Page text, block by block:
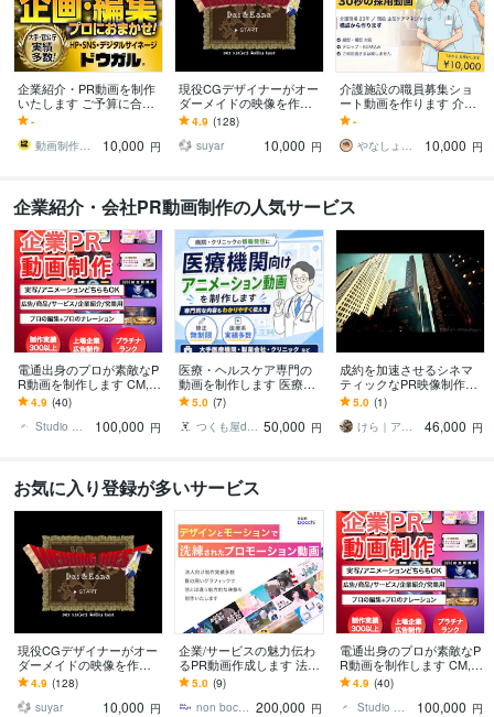
企業紹介・PR動画を制作
いたします ご予算に合わ
せて、ご要望に沿った映
像を作成させて頂きま
す！
-
動画制作ドウガル
10,000 円
現役CGデザイナーがオー
ダーメイドの映像を作り
ます 超有名アーティスト
のPV、有名企業のCM、未
公開の実績多数！
4.9 (128)
suyar
10,000 円
介護施設の職員募集ショ
ート動画を作ります 介護
の採用動画・求人動画｜
求職者が見る所を30秒に
-
やなしょう／主任ケアマネ
10,000 円
企業紹介・会社PR動画制作の人気サービス
電通出身のプロが素敵なP
R動画を制作します CM,P
V,YouTube！プロにPR動
画を頼みませんか？
4.9 (40)
Studio With株式会社 動画編集
100,000 円
医療・ヘルスケア専門の
動画を制作します 医療実
績多数！専門内容も正確
にわかりやすく制作
5.0 (7)
つくも屋design アイ 50,000 円
成約を加速させるシネマ
ティックなPR映像制作し
ます 【法人・店舗特化】
素材なしで最強な高品質
ナレーション制作込
5.0 (1)
けら｜アニメ・MV・IT・経営一撃解決
46,000 円
お気に入り登録が多いサービス
現役CGデザイナーがオー
ダーメイドの映像を作り
ます 超有名アーティスト
のPV、有名企業のCM、未
公開の実績多数！
4.9 (128)
suyar
10,000 円
企業/サービスの魅力伝わ
るPR動画作成します 法人
向けプロモーション映像
をリッチな編集で仕上げ
ます
5.0 (9)
non bocchi 200,000 円
電通出身のプロが素敵なP
R動画を制作します CM,P
V,YouTube！プロにPR動
画を頼みませんか？
4.9 (40)
Studio With株式会社 動画編集
100,000 円